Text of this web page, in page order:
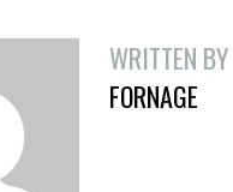
WRITTEN BY
FORNAGE